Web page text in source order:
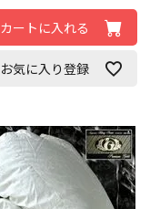
カートに入れる
お気に入り登録